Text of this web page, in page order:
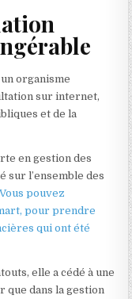
organisme
sur internet,
et de la
en gestion des
sur l’ensemble des
Vous pouvez
pour prendre
qui ont été
elle a cédé à une
que dans la gestion